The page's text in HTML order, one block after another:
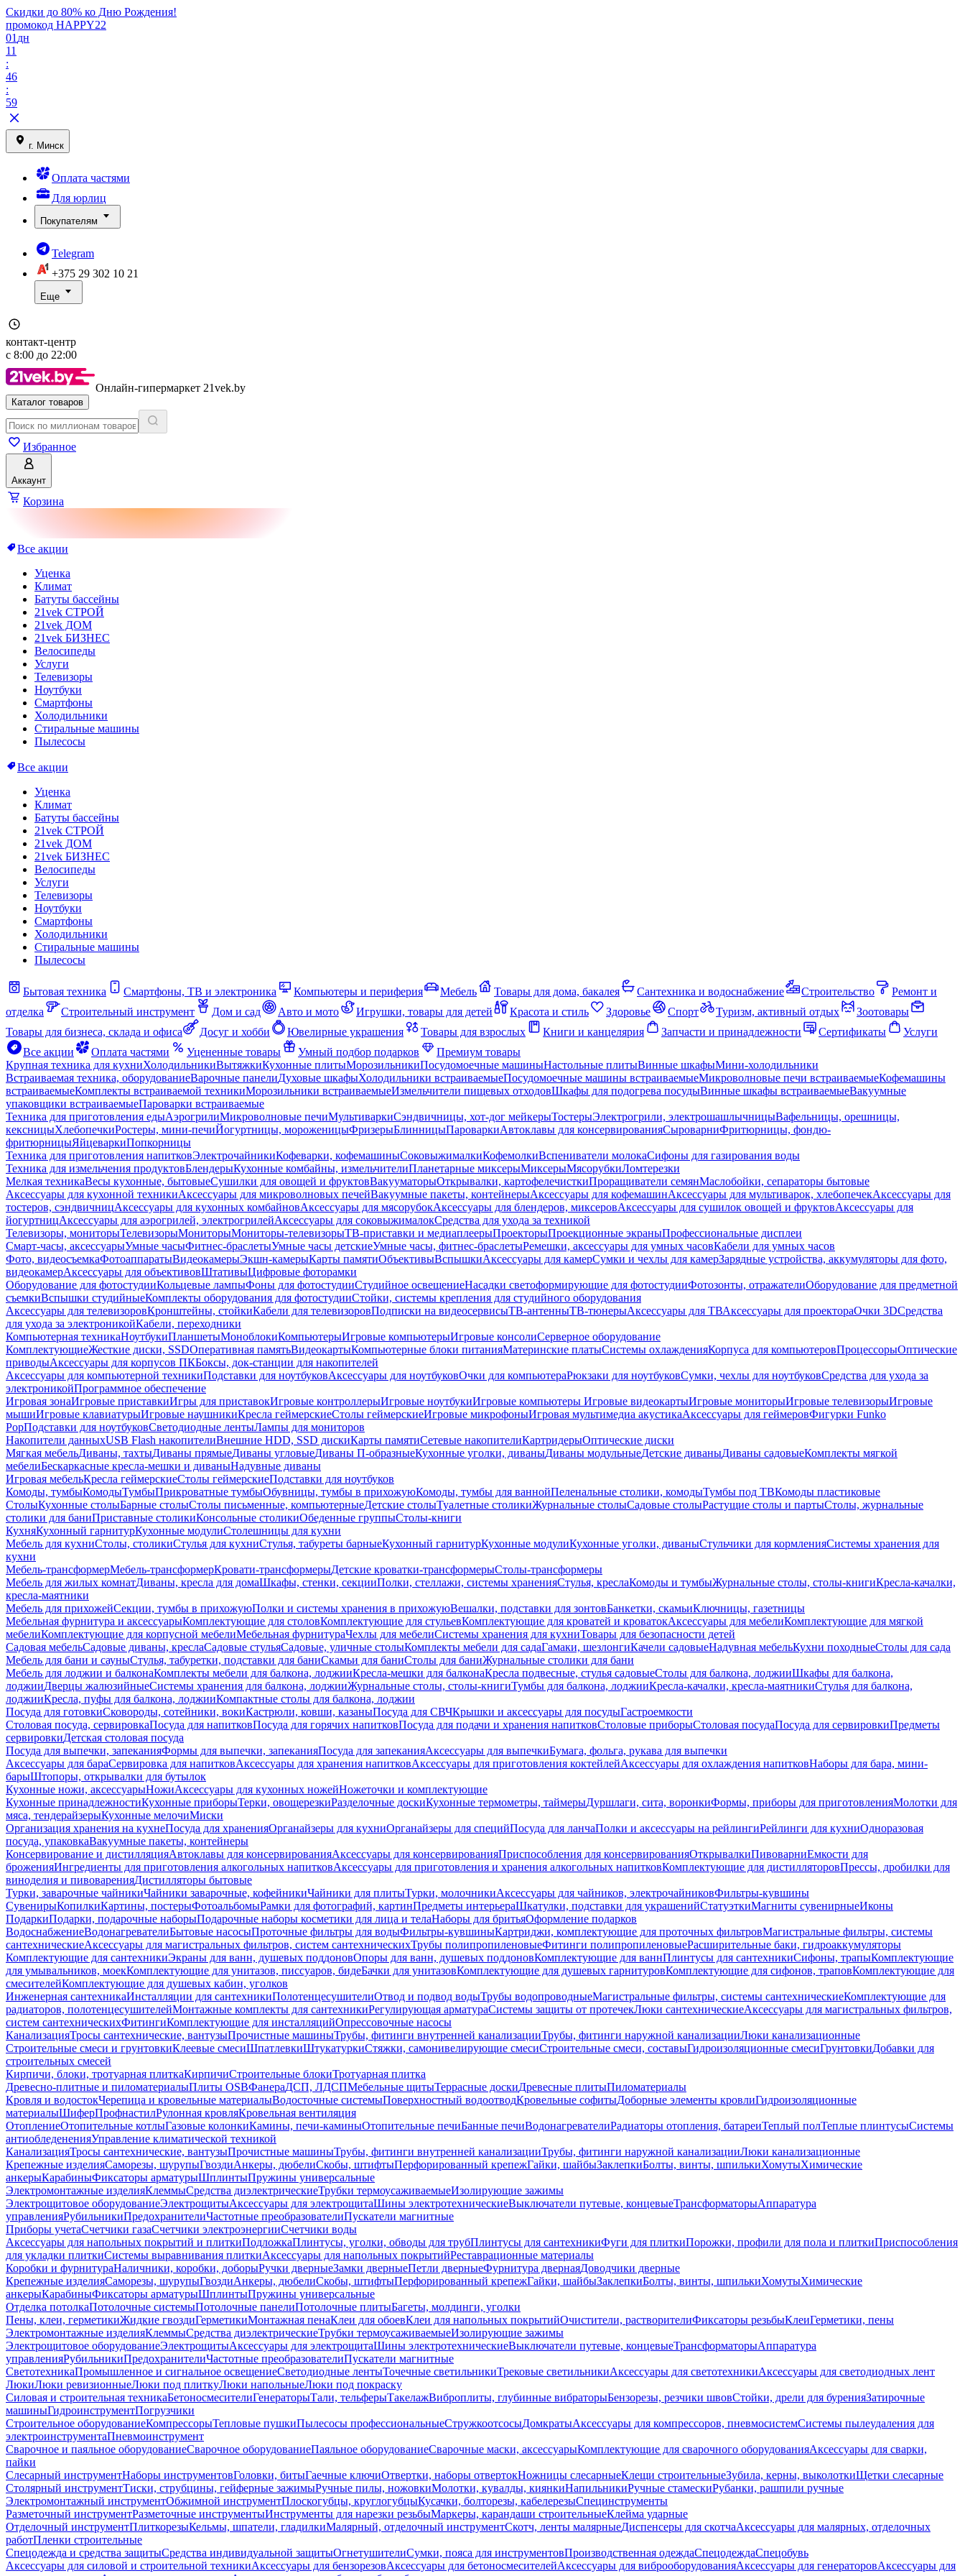
Скидки до 80% ко Дню Рождения!
промокод HAPPY22
01 дн
11
:
46
:
59
г. Минск
Оплата частями
Для юрлиц
Покупателям
Telegram
+375 29 302 10 21
Еще
контакт-центр
с 8:00 до 22:00
Онлайн-гипермаркет 21vek.by
Каталог товаров
Избранное
Аккаунт
Корзина
Все акции
Уценка
Климат
Батуты бассейны
21vek СТРОЙ
21vek ДОМ
21vek БИЗНЕС
Велосипеды
Услуги
Телевизоры
Ноутбуки
Смартфоны
Холодильники
Стиральные машины
Пылесосы
Все акции
Уценка
Климат
Батуты бассейны
21vek СТРОЙ
21vek ДОМ
21vek БИЗНЕС
Велосипеды
Услуги
Телевизоры
Ноутбуки
Смартфоны
Холодильники
Стиральные машины
Пылесосы
Бытовая техника Смартфоны, ТВ и электроника Компьютеры и периферия Мебель Товары для дома, бакалея Сантехника и водоснабжение Строительство
Ремонт и
отделка
Строительный инструмент Дом и сад Авто и мото Игрушки, товары для детей Красота и стиль Здоровье Спорт Туризм, активный отдых
Зоотовары
Товары для бизнеса, склада и офиса
Досуг и хобби Ювелирные украшения Товары для взрослых Книги и канцелярия Запчасти и принадлежности Сертификаты
Услуги
Все акции
Оплата частями Уцененные товары Умный подбор подарков
Премиум товары
Крупная техника для кухниХолодильникиВытяжкиКухонные плитыМорозильникиПосудомоечные машиныНастольные плитыВинные шкафыМини-холодильники
Встраиваемая техника, оборудованиеВарочные панелиДуховые шкафыХолодильники встраиваемыеПосудомоечные машины встраиваемыеМикроволновые печи встраиваемыеКофемашины
встраиваемыеКомплекты встраиваемой техникиМорозильники встраиваемыеИзмельчители пищевых отходовШкафы для подогрева посудыВинные шкафы встраиваемыеВакуумные
упаковщики встраиваемыеПароварки встраиваемые
Техника для приготовления едыАэрогрилиМикроволновые печиМультиваркиСэндвичницы, хот-дог мейкерыТостерыЭлектрогрили, электрошашлычницыВафельницы, орешницы,
кексницыХлебопечкиРостеры, мини-печиЙогуртницы, мороженицыФризерыБлинницыПароваркиАвтоклавы для консервированияСыроварниФритюрницы, фондю-
фритюрницыЯйцеваркиПопкорницы
Техника для приготовления напитковЭлектрочайникиКофеварки, кофемашиныСоковыжималкиКофемолкиВспениватели молокаСифоны для газирования воды
Техника для измельчения продуктовБлендерыКухонные комбайны, измельчителиПланетарные миксерыМиксерыМясорубкиЛомтерезки
Мелкая техникаВесы кухонные, бытовыеСушилки для овощей и фруктовВакууматорыОткрывалки, картофелечисткиПроращиватели семянМаслобойки, сепараторы бытовые
Аксессуары для кухонной техникиАксессуары для микроволновых печейВакуумные пакеты, контейнерыАксессуары для кофемашинАксессуары для мультиварок, хлебопечекАксессуары для
тостеров, сэндвичницАксессуары для кухонных комбайновАксессуары для мясорубокАксессуары для блендеров, миксеровАксессуары для сушилок овощей и фруктовАксессуары для
йогуртницАксессуары для аэрогрилей, электрогрилейАксессуары для соковыжималокСредства для ухода за техникой
Телевизоры, мониторыТелевизорыМониторыМониторы-телевизорыТВ-приставки и медиаплеерыПроекторыПроекционные экраныПрофессиональные дисплеи
Смарт-часы, аксессуарыУмные часыФитнес-браслетыУмные часы детскиеУмные часы, фитнес-браслетыРемешки, аксессуары для умных часовКабели для умных часов
Фото, видеосъемкаФотоаппаратыВидеокамерыЭкшн-камерыКарты памятиОбъективыВспышкиАксессуары для камерСумки и чехлы для камерЗарядные устройства, аккумуляторы для фото,
видеокамерАксессуары для объективовШтативыЦифровые фоторамки
Оборудование для фотостудииКольцевые лампыФоны для фотостудииСтудийное освещениеНасадки светоформирующие для фотостудииФотозонты, отражателиОборудование для предметной
съемкиВспышки студийныеКомплекты оборудования для фотостудииСтойки, системы крепления для студийного оборудования
Аксессуары для телевизоровКронштейны, стойкиКабели для телевизоровПодписки на видеосервисыТВ-антенныТВ-тюнерыАксессуары для ТВАксессуары для проектораОчки 3DСредства
для ухода за электроникойКабели, переходники
Компьютерная техникаНоутбукиПланшетыМоноблокиКомпьютерыИгровые компьютерыИгровые консолиСерверное оборудование
КомплектующиеЖесткие диски, SSDОперативная памятьВидеокартыКомпьютерные блоки питанияМатеринские платыСистемы охлажденияКорпуса для компьютеровПроцессорыОптические
приводыАксессуары для корпусов ПКБоксы, док-станции для накопителей
Аксессуары для компьютерной техникиПодставки для ноутбуковАксессуары для ноутбуковОчки для компьютераРюкзаки для ноутбуковСумки, чехлы для ноутбуковСредства для ухода за
электроникойПрограммное обеспечение
Игровая зонаИгровые приставкиИгры для приставокИгровые контроллерыИгровые ноутбукиИгровые компьютеры Игровые видеокартыИгровые мониторыИгровые телевизорыИгровые
мышиИгровые клавиатурыИгровые наушникиКресла геймерскиеСтолы геймерскиеИгровые микрофоныИгровая мультимедиа акустикаАксессуары для геймеровФигурки Funko
PopПодставки для ноутбуковСветодиодные лентыЛампы для мониторов
Накопители данныхUSB Flash накопителиВнешние HDD, SSD дискиКарты памятиСетевые накопителиКартридерыОптические диски
Мягкая мебельДиваны, тахтыДиваны прямыеДиваны угловыеДиваны П-образныеКухонные уголки, диваныДиваны модульныеДетские диваныДиваны садовыеКомплекты мягкой
мебелиБескаркасные кресла-мешки и диваныНадувные диваны
Игровая мебельКресла геймерскиеСтолы геймерскиеПодставки для ноутбуков
Комоды, тумбыКомодыТумбыПрикроватные тумбыОбувницы, тумбы в прихожуюКомоды, тумбы для ваннойПеленальные столики, комодыТумбы под ТВКомоды пластиковые
СтолыКухонные столыБарные столыСтолы письменные, компьютерныеДетские столыТуалетные столикиЖурнальные столыСадовые столыРастущие столы и партыСтолы, журнальные
столики для баниПриставные столикиКонсольные столикиОбеденные группыСтолы-книги
КухняКухонный гарнитурКухонные модулиСтолешницы для кухни
Мебель для кухниСтолы, столикиСтулья для кухниСтулья, табуреты барныеКухонный гарнитурКухонные модулиКухонные уголки, диваныСтульчики для кормленияСистемы хранения для
кухни
Мебель-трансформерМебель-трансформерКровати-трансформерыДетские кроватки-трансформерыСтолы-трансформеры
Мебель для жилых комнатДиваны, кресла для домаШкафы, стенки, секцииПолки, стеллажи, системы храненияСтулья, креслаКомоды и тумбыЖурнальные столы, столы-книгиКресла-качалки,
кресла-маятники
Мебель для прихожейСекции, тумбы в прихожуюПолки и системы хранения в прихожуюВешалки, подставки для зонтовБанкетки, скамьиКлючницы, газетницы
Мебельная фурнитура и аксессуарыКомплектующие для столовКомплектующие для стульевКомплектующие для кроватей и кроватокАксессуары для мебелиКомплектующие для мягкой
мебелиКомплектующие для корпусной мебелиМебельная фурнитураЧехлы для мебелиСистемы хранения для кухниТовары для безопасности детей
Садовая мебельСадовые диваны, креслаСадовые стульяСадовые, уличные столыКомплекты мебели для садаГамаки, шезлонгиКачели садовыеНадувная мебельКухни походныеСтолы для сада
Мебель для бани и сауныСтулья, табуретки, подставки для баниСкамьи для баниСтолы для баниЖурнальные столики для бани
Мебель для лоджии и балконаКомплекты мебели для балкона, лоджииКресла-мешки для балконаКресла подвесные, стулья садовыеСтолы для балкона, лоджииШкафы для балкона,
лоджииДверцы жалюзийныеСистемы хранения для балкона, лоджииЖурнальные столы, столы-книгиТумбы для балкона, лоджииКресла-качалки, кресла-маятникиСтулья для балкона,
лоджииКресла, пуфы для балкона, лоджииКомпактные столы для балкона, лоджии
Посуда для готовкиСковороды, сотейники, вокиКастрюли, ковши, казаныПосуда для СВЧКрышки и аксессуары для посудыГастроемкости
Столовая посуда, сервировкаПосуда для напитковПосуда для горячих напитковПосуда для подачи и хранения напитковСтоловые приборыСтоловая посудаПосуда для сервировкиПредметы
сервировкиДетская столовая посуда
Посуда для выпечки, запеканияФормы для выпечки, запеканияПосуда для запеканияАксессуары для выпечкиБумага, фольга, рукава для выпечки
Аксессуары для бараСервировка для напитковАксессуары для хранения напитковАксессуары для приготовления коктейлейАксессуары для охлаждения напитковНаборы для бара, мини-
барыШтопоры, открывалки для бутылок
Кухонные ножи, аксессуарыНожиАксессуары для кухонных ножейНожеточки и комплектующие
Кухонные принадлежностиКухонные приборыТерки, овощерезкиРазделочные доскиКухонные термометры, таймерыДуршлаги, сита, воронкиФормы, приборы для приготовленияМолотки для
мяса, тендерайзерыКухонные мелочиМиски
Организация хранения на кухнеПосуда для храненияОрганайзеры для кухниОрганайзеры для специйПосуда для ланчаПолки и аксессуары на рейлингиРейлинги для кухниОдноразовая
посуда, упаковкаВакуумные пакеты, контейнеры
Консервирование и дистилляцияАвтоклавы для консервированияАксессуары для консервированияПриспособления для консервированияОткрывалкиПивоварниЕмкости для
броженияИнгредиенты для приготовления алкогольных напитковАксессуары для приготовления и хранения алкогольных напитковКомплектующие для дистилляторовПрессы, дробилки для
виноделия и пивоваренияДистилляторы бытовые
Турки, заварочные чайникиЧайники заварочные, кофейникиЧайники для плитыТурки, молочникиАксессуары для чайников, электрочайниковФильтры-кувшины
СувенирыКопилкиКартины, постерыФотоальбомыРамки для фотографий, картинПредметы интерьераШкатулки, подставки для украшенийСтатуэткиМагниты сувенирныеИконы
ПодаркиПодарки, подарочные наборыПодарочные наборы косметики для лица и телаНаборы для бритьяОформление подарков
ВодоснабжениеВодонагревателиБытовые насосыПроточные фильтры для водыФильтры-кувшиныКартриджи, комплектующие для проточных фильтровМагистральные фильтры, системы
сантехническиеАксессуары для магистральных фильтров, систем сантехническихТрубы полипропиленовыеФитинги полипропиленовыеРасширительные баки, гидроаккумуляторы
Комплектующие для сантехникиЭкраны для ванн, душевых поддоновОпоры для ванн, душевых поддоновКомплектующие для ваннПлинтусы для сантехникиСифоны, трапыКомплектующие
для умывальников, моекКомплектующие для унитазов, писсуаров, бидеБачки для унитазовКомплектующие для душевых гарнитуровКомплектующие для сифонов, траповКомплектующие для
смесителейКомплектующие для душевых кабин, уголков
Инженерная сантехникаИнсталляции для сантехникиПолотенцесушителиОтвод и подвод водыТрубы водопроводныеМагистральные фильтры, системы сантехническиеКомплектующие для
радиаторов, полотенцесушителейМонтажные комплекты для сантехникиРегулирующая арматураСистемы защиты от протечекЛюки сантехническиеАксессуары для магистральных фильтров,
систем сантехническихФитингиКомплектующие для инсталляцийОпрессовочные насосы
КанализацияТросы сантехнические, вантузыПрочистные машиныТрубы, фитинги внутренней канализацииТрубы, фитинги наружной канализацииЛюки канализационные
Строительные смеси и грунтовкиКлеевые смесиШпатлевкиШтукатуркиСтяжки, самонивелирующие смесиСтроительные смеси, составыГидроизоляционные смесиГрунтовкиДобавки для
строительных смесей
Кирпичи, блоки, тротуарная плиткаКирпичиСтроительные блокиТротуарная плитка
Древесно-плитные и пиломатериалыПлиты OSBФанераДСП, ЛДСПМебельные щитыТеррасные доскиДревесные плитыПиломатериалы
Кровля и водостокЧерепица и кровельные материалыВодосточные системыПоверхностный водоотводКровельные софитыДоборные элементы кровлиГидроизоляционные
материалыШиферПрофнастилРулонная кровляКровельная вентиляция
ОтоплениеОтопительные котлыГазовые колонкиКамины, печи-каминыОтопительные печиБанные печиВодонагревателиРадиаторы отопления, батареиТеплый полТеплые плинтусыСистемы
антиобледененияУправление климатической техникой
КанализацияТросы сантехнические, вантузыПрочистные машиныТрубы, фитинги внутренней канализацииТрубы, фитинги наружной канализацииЛюки канализационные
Крепежные изделияСаморезы, шурупыГвоздиАнкеры, дюбелиСкобы, штифтыПерфорированный крепежГайки, шайбыЗаклепкиБолты, винты, шпилькиХомутыХимические
анкерыКарабиныФиксаторы арматурыШплинтыПружины универсальные
Электромонтажные изделияКлеммыСредства диэлектрическиеТрубки термоусаживаемыеИзолирующие зажимы
Электрощитовое оборудованиеЭлектрощитыАксессуары для электрощитаШины электротехническиеВыключатели путевые, концевыеТрансформаторыАппаратура
управленияРубильникиПредохранителиЧастотные преобразователиПускатели магнитные
Приборы учетаСчетчики газаСчетчики электроэнергииСчетчики воды
Аксессуары для напольных покрытий и плиткиПодложкаПлинтусы, уголки, обводы для трубПлинтусы для сантехникиФуги для плиткиПорожки, профили для пола и плиткиПриспособления
для укладки плиткиСистемы выравнивания плиткиАксессуары для напольных покрытийРеставрационные материалы
Коробки и фурнитураНаличники, коробки, доборыРучки дверныеЗамки дверныеПетли дверныеФурнитура двернаяДоводчики дверные
Крепежные изделияСаморезы, шурупыГвоздиАнкеры, дюбелиСкобы, штифтыПерфорированный крепежГайки, шайбыЗаклепкиБолты, винты, шпилькиХомутыХимические
анкерыКарабиныФиксаторы арматурыШплинтыПружины универсальные
Отделка потолкаПотолочные системыПотолочные панелиПотолочные плитыБагеты, молдинги, уголки
Пены, клеи, герметикиЖидкие гвоздиГерметикиМонтажная пенаКлеи для обоевКлеи для напольных покрытийОчистители, растворителиФиксаторы резьбыКлеиГерметики, пены
Электромонтажные изделияКлеммыСредства диэлектрическиеТрубки термоусаживаемыеИзолирующие зажимы
Электрощитовое оборудованиеЭлектрощитыАксессуары для электрощитаШины электротехническиеВыключатели путевые, концевыеТрансформаторыАппаратура
управленияРубильникиПредохранителиЧастотные преобразователиПускатели магнитные
СветотехникаПромышленное и сигнальное освещениеСветодиодные лентыТочечные светильникиТрековые светильникиАксессуары для светотехникиАксессуары для светодиодных лент
ЛюкиЛюки ревизионныеЛюки под плиткуЛюки напольныеЛюки под покраску
Силовая и строительная техникаБетоносмесителиГенераторыТали, тельферыТакелажВиброплиты, глубинные вибраторыБензорезы, резчики швовСтойки, дрели для буренияЗатирочные
машиныГидроинструментПогрузчики
Строительное оборудованиеКомпрессорыТепловые пушкиПылесосы профессиональныеСтружкоотсосыДомкратыАксессуары для компрессоров, пневмосистемСистемы пылеудаления для
электроинструментаПневмоинструмент
Сварочное и паяльное оборудованиеСварочное оборудованиеПаяльное оборудованиеСварочные маски, аксессуарыКомплектующие для сварочного оборудованияАксессуары для сварки,
пайки
Слесарный инструментНаборы инструментовГоловки, битыГаечные ключиОтвертки, наборы отвертокНожницы слесарныеКлещи строительныеЗубила, керны, выколоткиЩетки слесарные
Столярный инструментТиски, струбцины, гейферные зажимыРучные пилы, ножовкиМолотки, кувалды, киянкиНапильникиРучные стамескиРубанки, рашпили ручные
Электромонтажный инструментОбжимной инструментПлоскогубцы, круглогубцыКусачки, болторезы, кабелерезыСпецинструменты
Разметочный инструментРазметочные инструментыИнструменты для нарезки резьбыМаркеры, карандаши строительныеКлейма ударные
Отделочный инструментПлиткорезыКельмы, шпатели, гладилкиМалярный, отделочный инструментСкотч, ленты малярныеДиспенсеры для скотчаАксессуары для малярных, отделочных
работПленки строительные
Спецодежда и средства защитыСредства индивидуальной защитыОгнетушителиСумки, пояса для инструментовПроизводственная одеждаСпецодеждаСпецобувь
Аксессуары для силовой и строительной техникиАксессуары для бензорезовАксессуары для бетоносмесителейАксессуары для виброоборудованияАксессуары для генераторовАксессуары для